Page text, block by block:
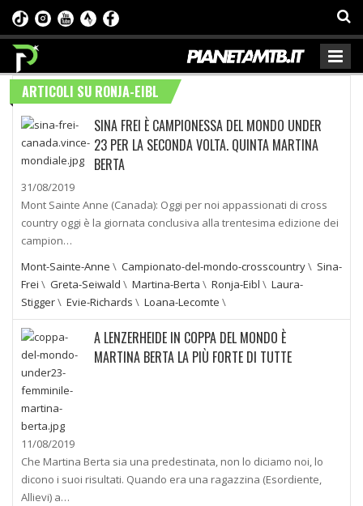
ARTICOLI SU RONJA-EIBL
SINA FREI È CAMPIONESSA DEL MONDO UNDER
23 PER LA SECONDA VOLTA. QUINTA MARTINA
BERTA
31/08/2019
Mont Sainte Anne (Canada): Oggi per noi appassionati di cross
country oggi è la giornata conclusiva alla trentesima edizione dei
campion…
Mont-Sainte-Anne \ Campionato-del-mondo-crosscountry\ Sina-
Frei \ Greta-Seiwald \ Martina-Berta \ Ronja-Eibl \ Laura-
Stigger\ Evie-Richards \ Loana-Lecomte \
A LENZERHEIDE IN COPPA DEL MONDO È
MARTINA BERTA LA PIÙ FORTE DI TUTTE
11/08/2019
Che Martina Berta sia una predestinata, non lo diciamo noi, lo
dicono i suoi risultati. Quando era una ragazzina (Esordiente,
Allievi) a…